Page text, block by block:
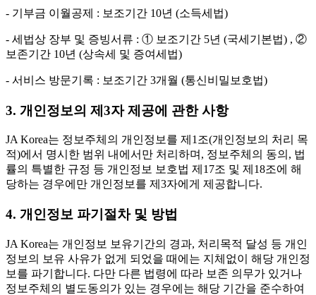
- 기부금 이월공제 : 보조기간 10년 (소득세법)
- 세법상 장부 및 증빙서류 : ① 보조기간 5년 (국세기본법) , ②
보존기간 10년 (상속세 및 증여세법)
- 서비스 방문기록 : 보조기간 3개월 (통신비밀보호법)
3. 개인정보의 제3자 제공에 관한 사항
JA Korea는 정보주체의 개인정보를 제1조(개인정보의 처리 목
적)에서 명시한 범위 내에서만 처리하며, 정보주체의 동의, 법
률의 특별한 규정 등 개인정보 보호법 제17조 및 제18조에 해
당하는 경우에만 개인정보를 제3자에게 제공합니다.
4. 개인정보 파기절차 및 방법
JA Korea는 개인정보 보유기간의 경과, 처리목적 달성 등 개인
정보의 보유 사유가 없게 되었을 때에는 지체없이 해당 개인정
보를 파기합니다. 다만 다른 법령에 따라 보존 의무가 있거나
정보주체의 별도동의가 있는 경우에는 해당 기간을 준수하여